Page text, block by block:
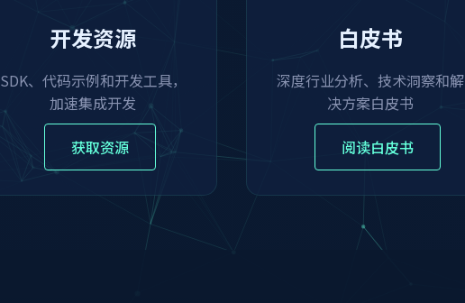
开发资源
SDK、代码示例和开发工具，
加速集成开发
获取资源
白皮书
深度行业分析、技术洞察和解
决方案白皮书
阅读白皮书